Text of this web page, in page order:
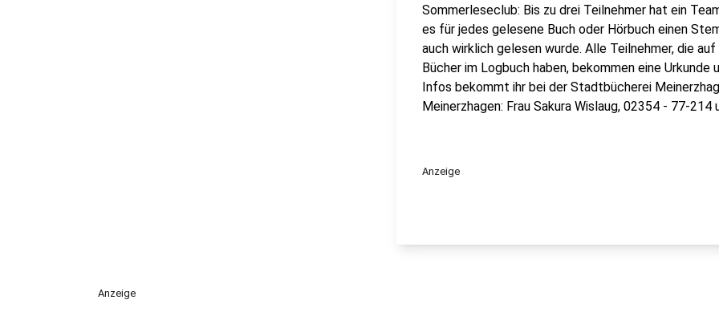
Sommerleseclub: Bis zu drei Teilnehmer hat ein
es für jedes gelesene Buch oder Hörbuch einen
auch wirklich gelesen wurde. Alle Teilnehmer, die
Bücher im Logbuch haben, bekommen eine
Infos bekommt ihr bei der Stadtbücherei
Meinerzhagen: Frau Sakura Wislaug, 02354 - 77-
Anzeige
Anzeige